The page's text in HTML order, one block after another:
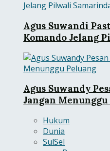
Agus Suwandi
Komando Jelang
Agus Suwandy
Jangan
Hukum
Dunia
SulSel